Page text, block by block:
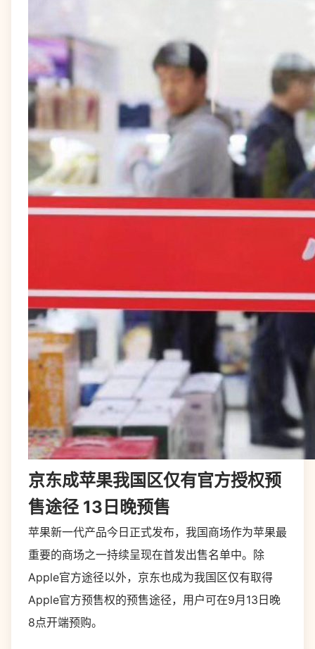
京东成苹果我国区仅有官方授权预
售途径 13日晚预售
苹果新一代产品今日正式发布，我国商场作为苹果最
重要的商场之一持续呈现在首发出售名单中。除
Apple官方途径以外， 京东也成为我国区仅有取得
Apple官方预售权的预售途径，用户可在9月13日晚
8点开端预购。